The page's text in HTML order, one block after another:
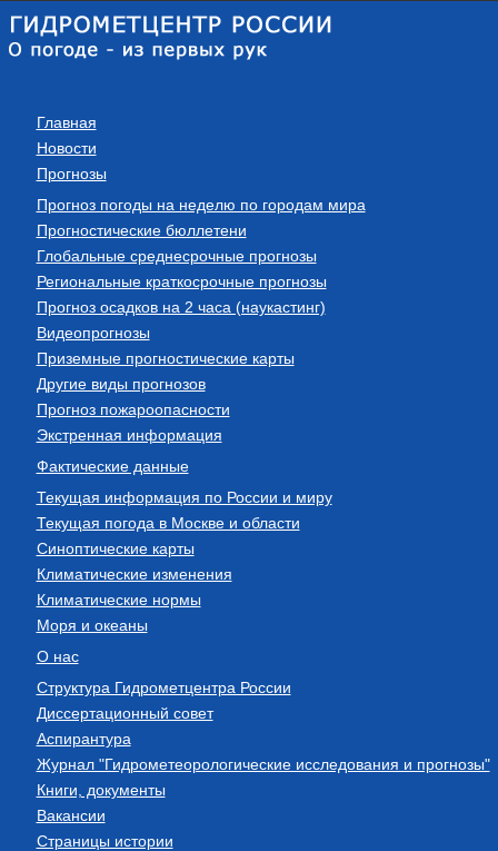
Главная
Новости
Прогнозы
Прогноз погоды на неделю по городам мира
Прогностические бюллетени
Глобальные среднесрочные прогнозы
Региональные краткосрочные прогнозы
Прогноз осадков на 2 часа (наукастинг)
Видеопрогнозы
Приземные прогностические карты
Другие виды прогнозов
Прогноз пожароопасности
Экстренная информация
Фактические данные
Текущая информация по России и миру
Текущая погода в Москве и области
Синоптические карты
Климатические изменения
Климатические нормы
Моря и океаны
О нас
Структура Гидрометцентра России
Диссертационный совет
Аспирантура
Журнал "Гидрометеорологические исследования и прогнозы"
Книги, документы
Вакансии
Страницы истории